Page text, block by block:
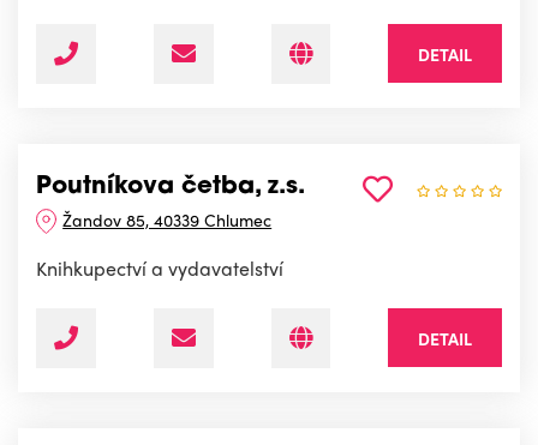
DETAIL
Poutníkova četba, z.s.
Žandov 85, 40339 Chlumec
Knihkupectví a vydavatelství
DETAIL